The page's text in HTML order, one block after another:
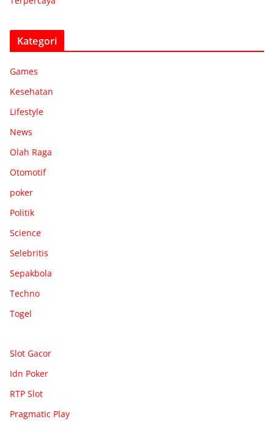
Kategori
Games
Kesehatan
Lifestyle
News
Olah Raga
Otomotif
poker
Politik
Science
Selebritis
Sepakbola
Techno
Togel
Slot Gacor
Idn Poker
RTP Slot
Pragmatic Play